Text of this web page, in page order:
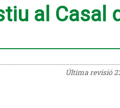
al
Última revisió